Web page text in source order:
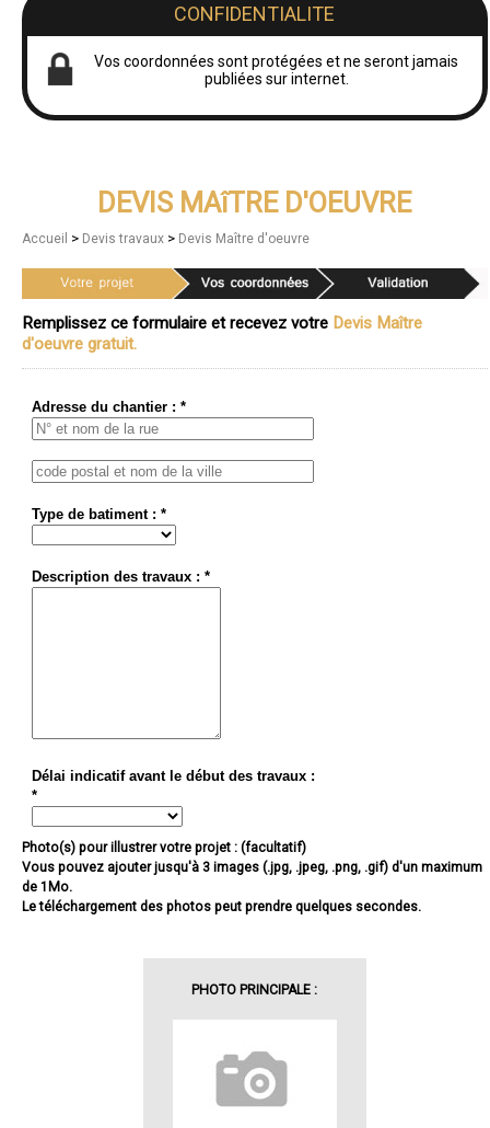
CONFIDENTIALITE
Vos coordonnées sont protégées et ne seront jamais
publiées sur internet.
DEVIS MAîTRE D'OEUVRE
Accueil > Devis travaux > Devis Maître d'oeuvre
Remplissez ce formulaire et recevez votre Devis Maître
d'oeuvre gratuit.
Adresse du chantier : *
Type de batiment : *
Description des travaux : *
Délai indicatif avant le début des travaux :
*
Photo(s) pour illustrer votre projet : (facultatif)
Vous pouvez ajouter jusqu'à 3 images (.jpg, .jpeg, .png, .gif) d'un maximum
de 1Mo.
Le téléchargement des photos peut prendre quelques secondes.
PHOTO PRINCIPALE :